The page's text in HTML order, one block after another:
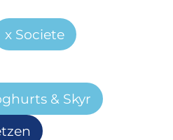
Societe
& Skyr